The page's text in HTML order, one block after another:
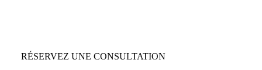
RÉSERVEZ UNE CONSULTATION